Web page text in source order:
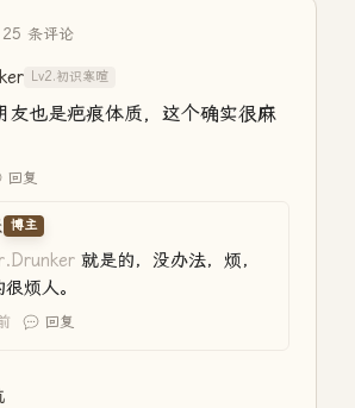
条评论
Lv2.初识寒暄
友也是疤痕体质，这个确实很麻
回复
博主
就是的，没办法，烦，
烦人。
回复